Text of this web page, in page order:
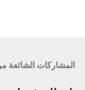
المشاركات الشائعة